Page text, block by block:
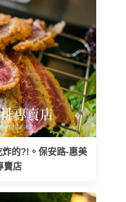
的?!。保安路-惠美
賣店